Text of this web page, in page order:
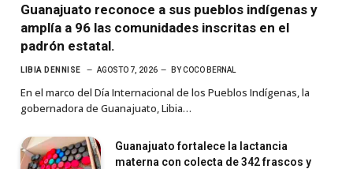
Guanajuato reconoce a sus pueblos indígenas y
amplía a 96 las comunidades inscritas en el
padrón estatal.
LIBIA DENNISE AGOSTO 7, 2026 BY COCO BERNAL
En el marco del Día Internacional de los Pueblos Indígenas, la
gobernadora de Guanajuato, Libia…
Guanajuato fortalece la lactancia
materna con colecta de 342 frascos y